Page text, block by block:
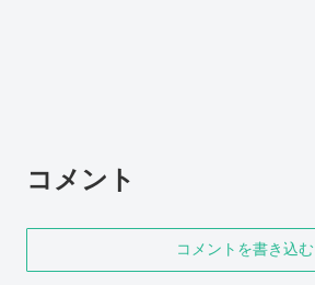
コメント
コメントを書き込む